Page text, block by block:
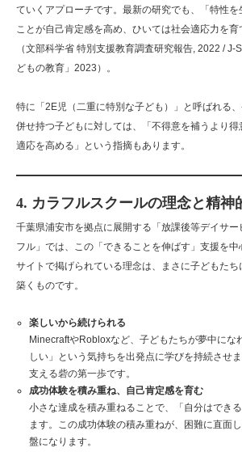
ていくアプローチです。最新の研究でも、「特性
ことが自己肯定感を高め、ひいては社会適応力を
（文部科学省 特別支援教育調査研究報告, 2022 / J-
どもの教育」2023）。
特に「2E児（二重に特別な子ども）」と呼ばれる
併せ持つ子どもに対しては、「不得意を補うより
適応を高める」という指摘もあります。
4. カラフルスクールの理念と精神
千葉県浦安市を拠点に展開する「放課後等デイサー
フル」では、この「できることを伸ばす」支援を
サイトで掲げられている理念は、まさに子どもた
築くものです。
楽しいから続けられる
MinecraftやRobloxなど、子どもたちが夢中にな
しい」という気持ちを出発点に学びを持続させ
支える砦の第一歩です。
成功体験を積み重ね、自己肯定感を育む
小さな達成を積み重ねることで、「自分はでき
ます。この成功体験の積み重ねが、困難に直面
盤になります。